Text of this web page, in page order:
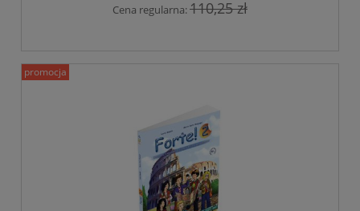
Cena regularna:110,25 zł
promocja